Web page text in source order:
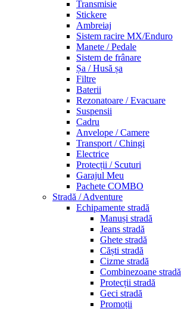
Transmisie
Stickere
Ambreiaj
Sistem racire MX/Enduro
Manete / Pedale
Sistem de frânare
Șa / Husă șa
Filtre
Baterii
Rezonatoare / Evacuare
Suspensii
Cadru
Anvelope / Camere
Transport / Chingi
Electrice
Protecții / Scuturi
Garajul Meu
Pachete COMBO
Stradă / Adventure
Echipamente stradă
Manuși stradă
Jeans stradă
Ghete stradă
Căști stradă
Cizme stradă
Combinezoane stradă
Protecții stradă
Geci stradă
Promoții